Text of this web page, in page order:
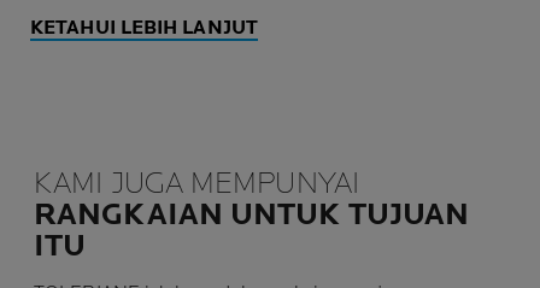
KETAHUI LEBIH LANJUT
KAMI JUGA MEMPUNYAI
RANGKAIAN UNTUK TUJUAN
ITU